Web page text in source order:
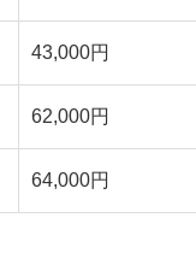
43,000円
62,000円
64,000円